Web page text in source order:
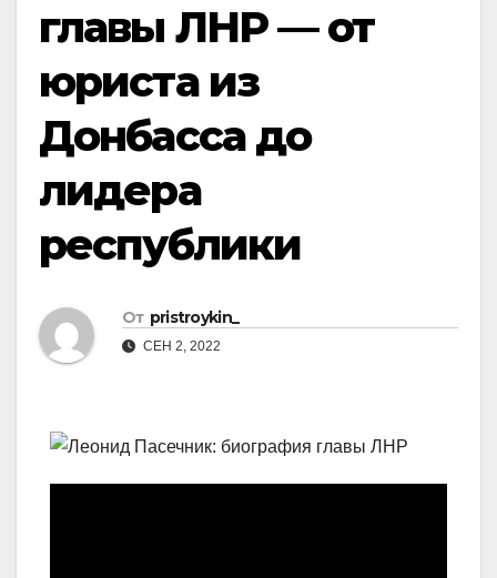
главы ЛНР — от
юриста из
Донбасса до
лидера
республики
От pristroykin_
СЕН 2, 2022